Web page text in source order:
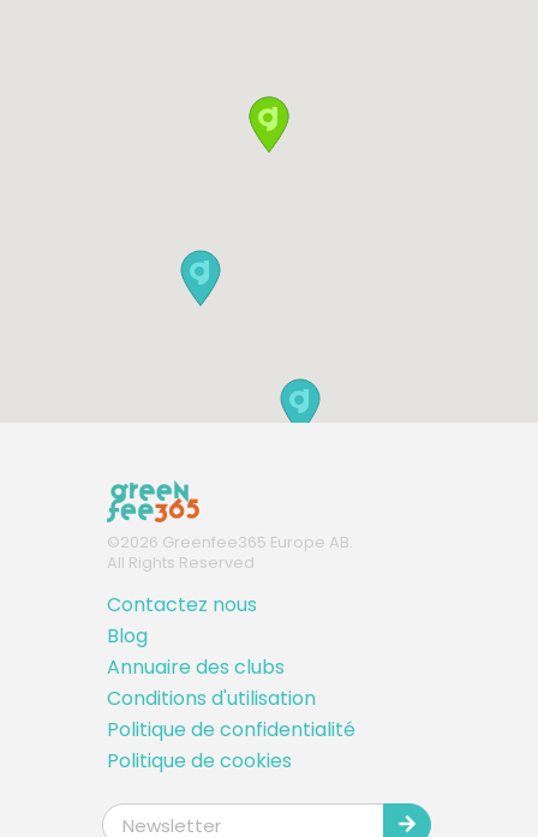
©2026 Greenfee365 Europe AB.
All Rights Reserved
Contactez nous
Blog
Annuaire des clubs
Conditions d'utilisation
Politique de confidentialité
Politique de cookies